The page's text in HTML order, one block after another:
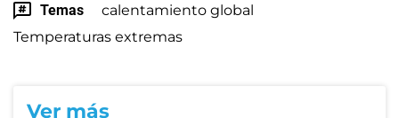
Temas
calentamiento global
Temperaturas extremas
Ver más